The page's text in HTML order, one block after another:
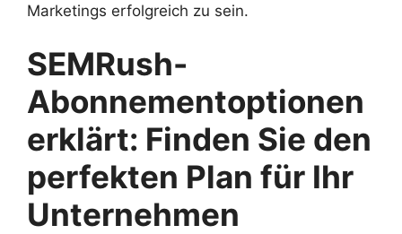
Marketings erfolgreich zu sein.
SEMRush-
Abonnementoptionen
erklärt: Finden Sie den
perfekten Plan für Ihr
Unternehmen